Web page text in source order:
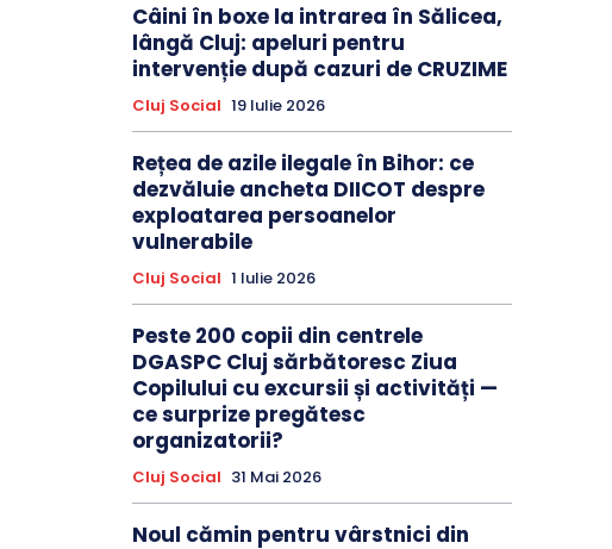
Câini în boxe la intrarea în Sălicea,
lângă Cluj: apeluri pentru
intervenție după cazuri de CRUZIME
Cluj Social 19 Iulie 2026
Rețea de azile ilegale în Bihor: ce
dezvăluie ancheta DIICOT despre
exploatarea persoanelor
vulnerabile
Cluj Social 1 Iulie 2026
Peste 200 copii din centrele
DGASPC Cluj sărbătoresc Ziua
Copilului cu excursii și activități —
ce surprize pregătesc
organizatorii?
Cluj Social 31 Mai 2026
Noul cămin pentru vârstnici din